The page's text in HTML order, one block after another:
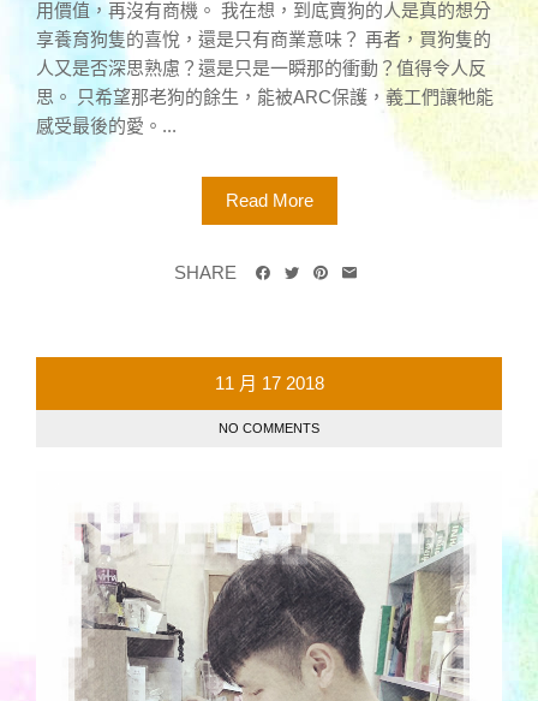
用價值，再沒有商機。 我在想，到底賣狗的人是真的想分
享養育狗隻的喜悅，還是只有商業意味？ 再者，買狗隻的
人又是否深思熟慮？還是只是一瞬那的衝動？值得令人反
思。 只希望那老狗的餘生，能被ARC保護，義工們讓牠能
感受最後的愛。...
Read More
SHARE
11 月 17 2018
NO COMMENTS